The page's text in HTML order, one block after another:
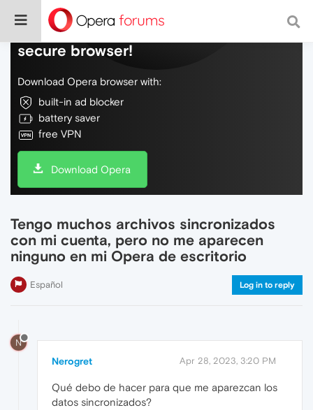
Do more on the web, with a fast and
secure browser!
Download Opera browser with:
built-in ad blocker
battery saver
free VPN
Download Opera
Tengo muchos archivos sincronizados
con mi cuenta, pero no me aparecen
ninguno en mi Opera de escritorio
Español Log in to reply
N
Nerogret Apr 28, 2023, 3:20 PM
Qué debo de hacer para que me aparezcan los
datos sincronizados?